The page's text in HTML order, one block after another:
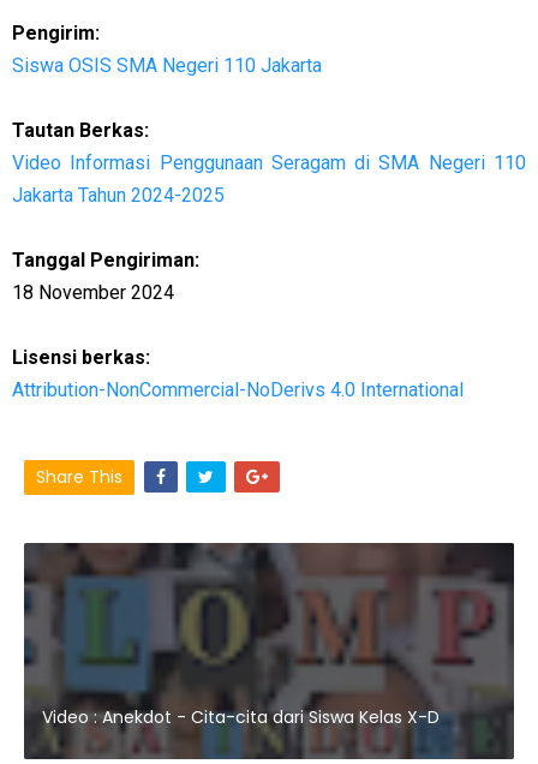
Pengirim:
Siswa OSIS SMA Negeri 110 Jakarta
Tautan Berkas:
Video Informasi Penggunaan Seragam di SMA Negeri 110
Jakarta Tahun 2024-2025
Tanggal Pengiriman:
18 November 2024
Lisensi berkas:
Attribution-NonCommercial-NoDerivs 4.0 International
Share This
Video : Anekdot - Cita-cita dari Siswa Kelas X-D